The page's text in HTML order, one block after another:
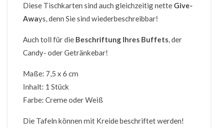
Diese Tischkarten sind auch gleichzeitig nette Give-
Aways, denn Sie sind wiederbeschreibbar!
Auch toll für die Beschriftung Ihres Buffets, der
Candy- oder Getränkebar!
Maße: 7,5 x 6 cm
Inhalt: 1 Stück
Farbe: Creme oder Weiß
Die Tafeln können mit Kreide beschriftet werden!